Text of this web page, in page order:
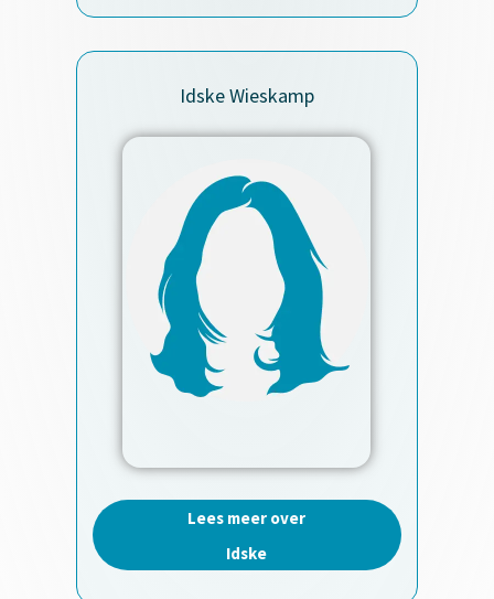
Idske Wieskamp
Lees meer over
Idske